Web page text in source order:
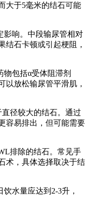
大于5毫米的结石可能
影响。中段输尿管相对
结石卡顿或引起梗阻，
包括α受体阻滞剂
以放松输尿管平滑肌，
径较大的结石。通过
容易排出，但可能需要
排除的结石。常见手
术，具体选择取决于结
水量应达到2-3升，